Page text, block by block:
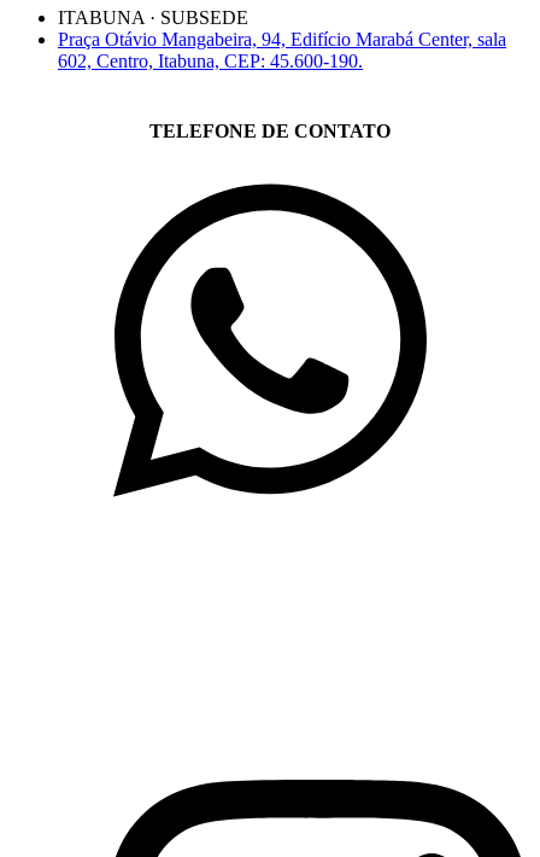
ITABUNA · SUBSEDE
Praça Otávio Mangabeira, 94, Edifício Marabá Center, sala
602, Centro, Itabuna, CEP: 45.600-190.
TELEFONE DE CONTATO